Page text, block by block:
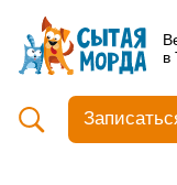
в Тюмени
Кастрация собак
Вакцинация
Ультразвуковая чистка
Общий анализ крови